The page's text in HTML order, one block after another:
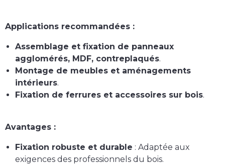
Applications recommandées :
Assemblage et fixation de panneaux
agglomérés, MDF, contreplaqués.
Montage de meubles et aménagements
intérieurs.
Fixation de ferrures et accessoires sur bois.
Avantages :
Fixation robuste et durable : Adaptée aux
exigences des professionnels du bois.